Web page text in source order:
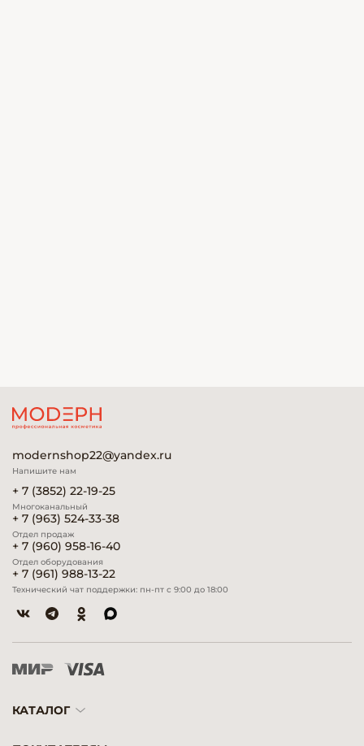
modernshop22@yandex.ru
Напишите нам
+ 7 (3852) 22-19-25
Многоканальный
+ 7 (963) 524-33-38
Отдел продаж
+ 7 (960) 958-16-40
Отдел оборудования
+ 7 (961) 988-13-22
Технический чат поддержки: пн-пт с 9:00 до 18:00
КАТАЛОГ